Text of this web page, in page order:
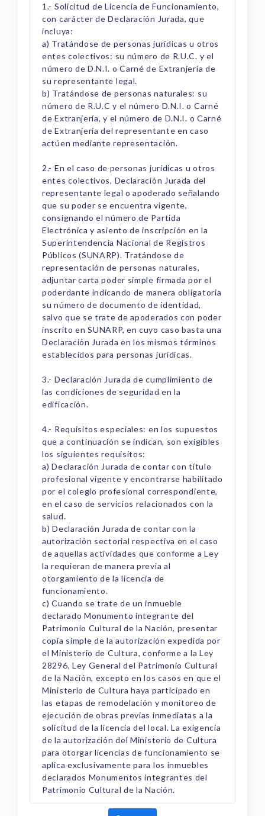
1.- Solicitud de Licencia de Funcionamiento,
con carácter de Declaración Jurada, que
incluya:
a) Tratándose de personas jurídicas u otros
entes colectivos: su número de R.U.C. y el
número de D.N.I. o Carné de Extranjería de
su representante legal.
b) Tratándose de personas naturales: su
número de R.U.C y el número D.N.I. o Carné
de Extranjería, y el número de D.N.I. o Carné
de Extranjería del representante en caso
actúen mediante representación.
2.- En el caso de personas jurídicas u otros
entes colectivos, Declaración Jurada del
representante legal o apoderado señalando
que su poder se encuentra vigente,
consignando el número de Partida
Electrónica y asiento de inscripción en la
Superintendencia Nacional de Registros
Públicos (SUNARP). Tratándose de
representación de personas naturales,
adjuntar carta poder simple firmada por el
poderdante indicando de manera obligatoria
su número de documento de identidad,
salvo que se trate de apoderados con poder
inscrito en SUNARP, en cuyo caso basta una
Declaración Jurada en los mismos términos
establecidos para personas jurídicas.
3.- Declaración Jurada de cumplimiento de
las condiciones de seguridad en la
edificación.
4.- Requisitos especiales: en los supuestos
que a continuación se indican, son exigibles
los siguientes requisitos:
a) Declaración Jurada de contar con título
profesional vigente y encontrarse habilitado
por el colegio profesional correspondiente,
en el caso de servicios relacionados con la
salud.
b) Declaración Jurada de contar con la
autorización sectorial respectiva en el caso
de aquellas actividades que conforme a Ley
la requieran de manera previa al
otorgamiento de la licencia de
funcionamiento.
c) Cuando se trate de un inmueble
declarado Monumento integrante del
Patrimonio Cultural de la Nación, presentar
copia simple de la autorización expedida por
el Ministerio de Cultura, conforme a la Ley
28296, Ley General del Patrimonio Cultural
de la Nación, excepto en los casos en que el
Ministerio de Cultura haya participado en
las etapas de remodelación y monitoreo de
ejecución de obras previas inmediatas a la
solicitud de la licencia del local. La exigencia
de la autorización del Ministerio de Cultura
para otorgar licencias de funcionamiento se
aplica exclusivamente para los inmuebles
declarados Monumentos integrantes del
Patrimonio Cultural de la Nación.